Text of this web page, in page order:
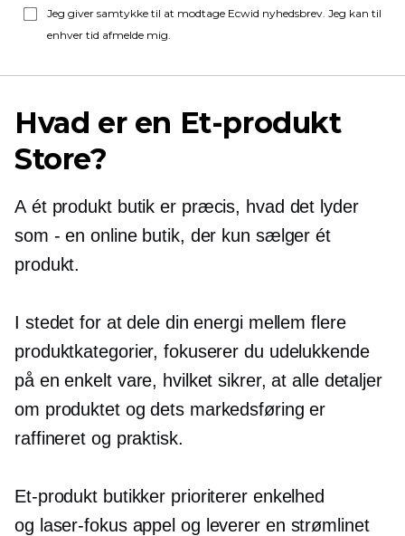
Jeg giver samtykke til at modtage Ecwid nyhedsbrev. Jeg kan til
enhver tid afmelde mig.
Hvad er en Et-produkt
Store?
A ét produktbutik er præcis, hvad det lyder
som - en online butik, der kun sælger ét
produkt.
I stedet for at dele din energi mellem flere
produktkategorier, fokuserer du udelukkende
på en enkelt vare, hvilket sikrer, at alle detaljer
om produktet og dets markedsføring er
raffineret og praktisk.
Et-produkt butikker prioriterer enkelhed
og laser-fokusappel og leverer en strømlinet